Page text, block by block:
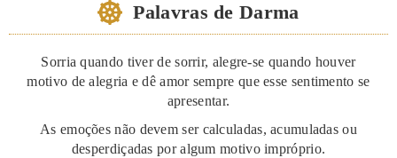
Palavras de Darma
Sorria quando tiver de sorrir, alegre-se quando houver
motivo de alegria e dê amor sempre que esse sentimento se
apresentar.
As emoções não devem ser calculadas, acumuladas ou
desperdiçadas por algum motivo impróprio.